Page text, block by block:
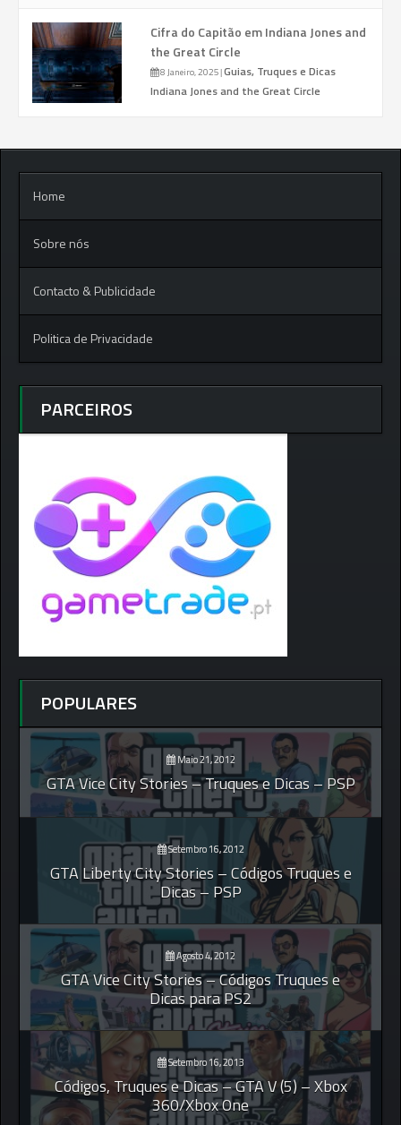
Cifra do Capitão em Indiana Jones and
the Great Circle
8 Janeiro, 2025|Guias, Truques e Dicas
Indiana Jones and the Great Circle
Home
Sobre nós
Contacto & Publicidade
Politica de Privacidade
PARCEIROS
POPULARES
Maio 21, 2012
GTA Vice City Stories – Truques e Dicas – PSP
Setembro 16, 2012
GTA Liberty City Stories – Códigos Truques e
Dicas – PSP
Agosto 4, 2012
GTA Vice City Stories – Códigos Truques e
Dicas para PS2
Setembro 16, 2013
Códigos, Truques e Dicas – GTA V (5) – Xbox
360/Xbox One